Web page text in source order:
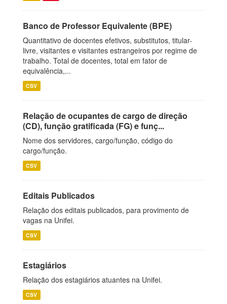
Banco de Professor Equivalente (BPE)
Quantitativo de docentes efetivos, substitutos, titular-
livre, visitantes e visitantes estrangeiros por regime de
trabalho. Total de docentes, total em fator de
equivalência,...
CSV
Relação de ocupantes de cargo de direção
(CD), função gratificada (FG) e funç...
Nome dos servidores, cargo/função, código do
cargo/função.
CSV
Editais Publicados
Relação dos editais publicados, para provimento de
vagas na Unifei.
CSV
Estagiários
Relação dos estagiários atuantes na Unifei.
CSV